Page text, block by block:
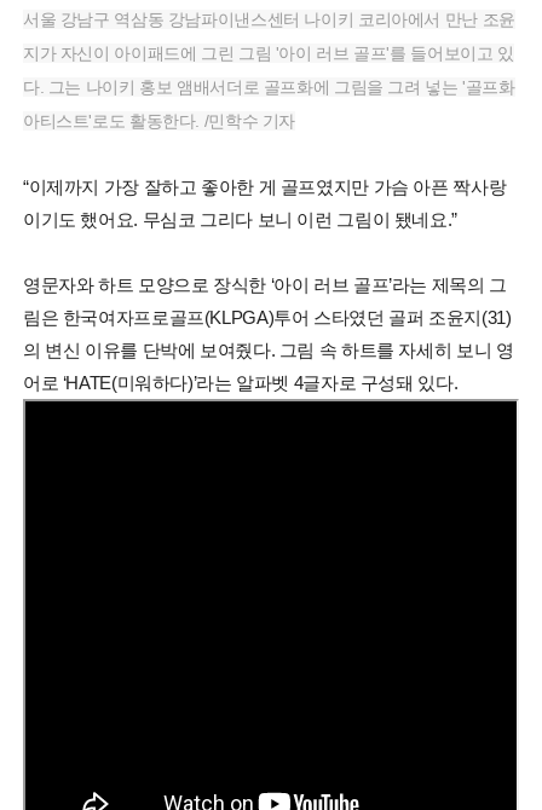
서울 강남구 역삼동 강남파이낸스센터 나이키 코리아에서 만난 조윤
지가 자신이 아이패드에 그린 그림 '아이 러브 골프'를 들어보이고 있
다. 그는 나이키 홍보 앰배서더로 골프화에 그림을 그려 넣는 '골프화
아티스트'로도 활동한다. /민학수 기자
“이제까지 가장 잘하고 좋아한 게 골프였지만 가슴 아픈 짝사랑
이기도 했어요. 무심코 그리다 보니 이런 그림이 됐네요.”
영문자와 하트 모양으로 장식한 ‘아이 러브 골프’라는 제목의 그
림은 한국여자프로골프(KLPGA)투어 스타였던 골퍼 조윤지(31)
의 변신 이유를 단박에 보여줬다. 그림 속 하트를 자세히 보니 영
어로 ‘HATE(미워하다)’라는 알파벳 4글자로 구성돼 있다.